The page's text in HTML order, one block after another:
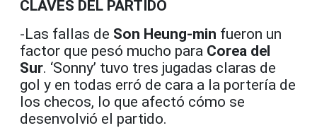
CLAVES DEL PARTIDO
-Las fallas de Son Heung-min fueron un
factor que pesó mucho para Corea del
Sur. ‘Sonny’ tuvo tres jugadas claras de
gol y en todas erró de cara a la portería de
los checos, lo que afectó cómo se
desenvolvió el partido.